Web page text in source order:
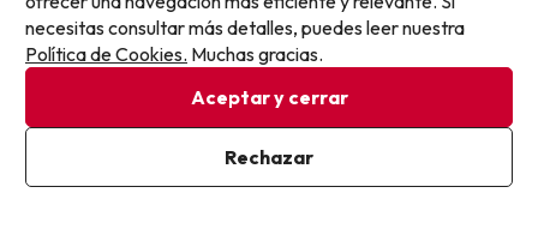
Preguntas frecuentes sobre Globales Cala’n
¿Tiene conexión wifi el Globales Cala’n Blanes?
necesitas consultar más detalles, puedes leer nuestra
Política de Cookies. Muchas gracias.
Aceptar y cerrar
Rechazar